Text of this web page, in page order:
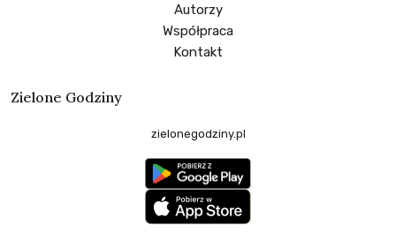
Autorzy
Współpraca
Kontakt
Zielone Godziny
zielonegodziny.pl